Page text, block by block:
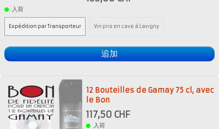
入荷
Expédition par Transporteur Vin pris en cave à Lavigny
追加
12 Bouteilles de Gamay 75 cl, avec
le Bon
117,50 CHF
入荷